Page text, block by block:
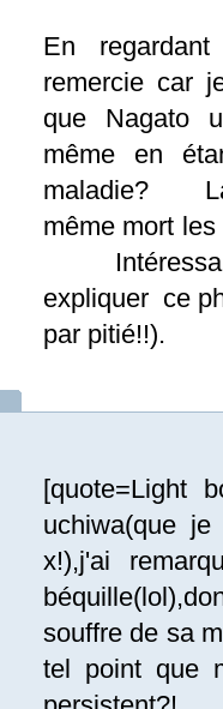
En
remercie car
que Nagato
même en
maladie? La
même mort
expliquer ce
par pitié!!).
[quote=Light
uchiwa(que
x!),j'ai
souffre de sa
tel point que